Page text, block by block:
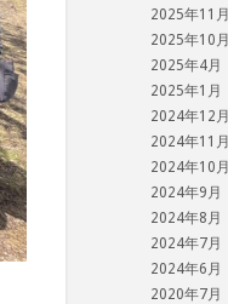
2025年11月
2025年10月
2025年4月
2025年1月
2024年12月
2024年11月
2024年10月
2024年9月
2024年8月
2024年7月
2024年6月
2020年7月